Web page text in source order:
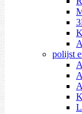
polijst